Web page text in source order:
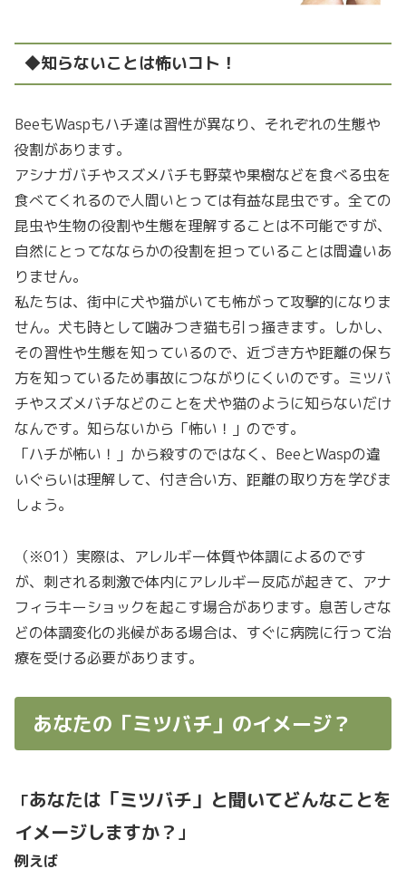
◆知らないことは怖いコト！
BeeもWaspもハチ達は習性が異なり、それぞれの生態や
役割があります。
アシナガバチやスズメバチも野菜や果樹などを食べる虫を
食べてくれるので人間いとっては有益な昆虫です。全ての
昆虫や生物の役割や生態を理解することは不可能ですが、
自然にとってなならかの役割を担っていることは間違いあ
りません。
私たちは、街中に犬や猫がいても怖がって攻撃的になりま
せん。犬も時として噛みつき猫も引っ掻きます。しかし、
その習性や生態を知っているので、近づき方や距離の保ち
方を知っているため事故につながりにくいのです。ミツバ
チやスズメバチなどのことを犬や猫のように知らないだけ
なんです。知らないから「怖い！」のです。
「ハチが怖い！」から殺すのではなく、BeeとWaspの違
いぐらいは理解して、付き合い方、距離の取り方を学びま
しょう。
（※01）実際は、アレルギー体質や体調によるのです
が、刺される刺激で体内にアレルギー反応が起きて、アナ
フィラキーショックを起こす場合があります。息苦しさな
どの体調変化の兆候がある場合は、すぐに病院に行って治
療を受ける必要があります。
あなたの「ミツバチ」のイメージ？
「あなたは「ミツバチ」と聞いてどんなことを
イメージしますか？ 」
例えば